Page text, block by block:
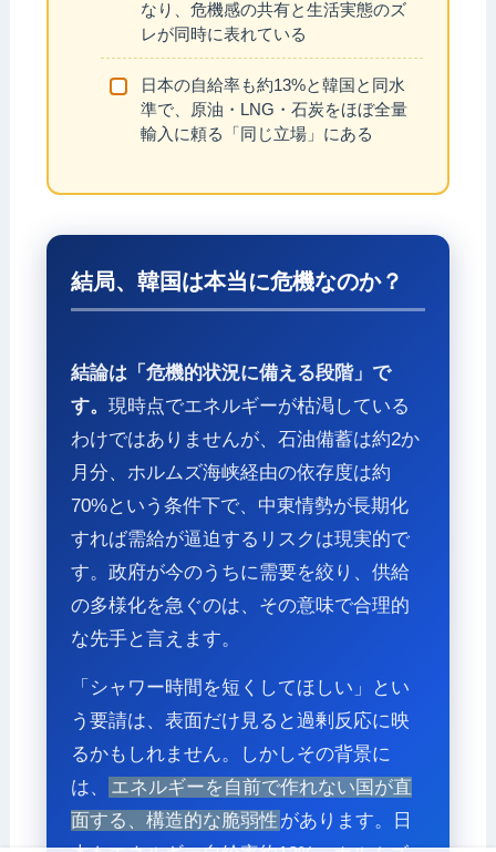
なり、危機感の共有と生活実態のズ
レが同時に表れている
日本の自給率も約13%と韓国と同水
準で、原油・LNG・石炭をほぼ全量
輸入に頼る「同じ立場」にある
結局、韓国は本当に危機なのか？
結論は「危機的状況に備える段階」で
す。現時点でエネルギーが枯渇している
わけではありませんが、石油備蓄は約2か
月分、ホルムズ海峡経由の依存度は約
70%という条件下で、中東情勢が長期化
すれば需給が逼迫するリスクは現実的で
す。政府が今のうちに需要を絞り、供給
の多様化を急ぐのは、その意味で合理的
な先手と言えます。
「シャワー時間を短くしてほしい」とい
う要請は、表面だけ見ると過剰反応に映
るかもしれません。しかしその背景に
は、
エネルギーを自前で作れない国が直
面する、構造的な脆弱性 があります。日